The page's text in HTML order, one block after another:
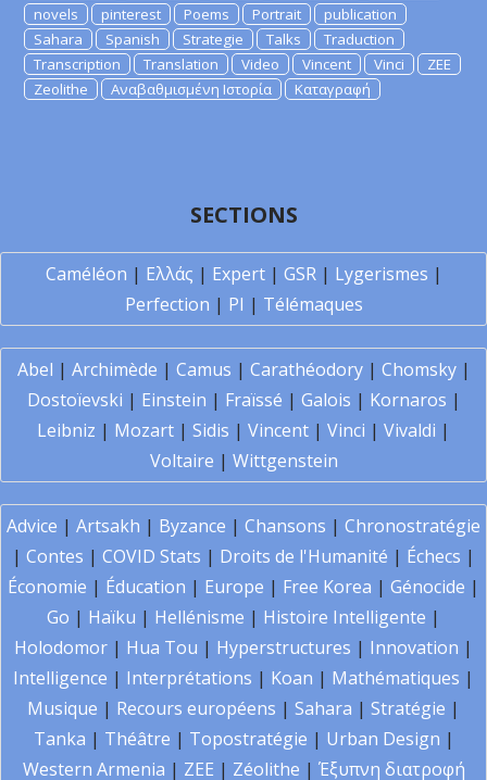
novels
pinterest Poems Portrait
publication
Sahara
Spanish Strategie Talks
Traduction
Transcription
Translation Video Vincent Vinci
ZEE
Zeolithe
Αναβαθμισμένη Ιστορία Καταγραφή
SECTIONS
Caméléon | Ελλάς | Expert| GSR| Lygerismes |
Perfection | PI | Télémaques
Abel | Archimède | Camus | Carathéodory| Chomsky|
Dostoïevski | Einstein | Fraïssé | Galois | Kornaros |
Leibniz | Mozart | Sidis | Vincent | Vinci | Vivaldi |
Voltaire | Wittgenstein
Advice | Artsakh | Byzance | Chansons | Chronostratégie
| Contes | COVID Stats | Droits de l'Humanité | Échecs |
Économie | Éducation | Europe | Free Korea | Génocide |
Go | Haïku | Hellénisme | Histoire Intelligente |
Holodomor | Hua Tou | Hyperstructures | Innovation |
Intelligence | Interprétations | Koan | Mathématiques |
Musique | Recours européens | Sahara | Stratégie |
Tanka | Théâtre | Topostratégie | Urban Design |
Western Armenia | ZEE | Zéolithe | Έξυπνη διατροφή